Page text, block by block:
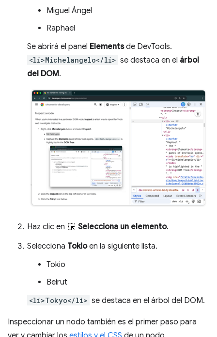
Miguel Ángel
Raphael
Se abrirá el panel Elementsde DevTools.
<li>Michelangelo</li> se destaca en el árbol
del DOM.
Haz clic en Selecciona un elemento.
Selecciona Tokioen la siguiente lista.
Tokio
Beirut
<li>Tokyo</li> se destaca en el árbol del DOM.
Inspeccionar un nodo también es el primer paso para